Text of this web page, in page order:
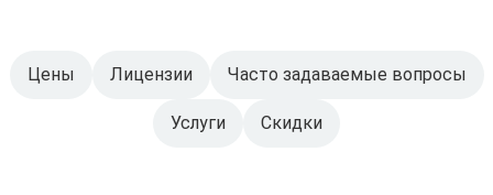
Цены Лицензии Часто задаваемые вопросы
Услуги Скидки